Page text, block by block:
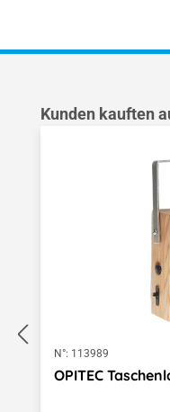
Produktgalerie
Kunden kauften
N°: 113989
OPITEC